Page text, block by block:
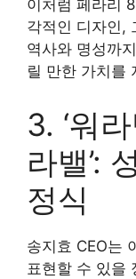
이처럼 페라리
각적인 디자인,
역사와 명성까
릴 만한 가치를
3. ‘워
라밸’:
정식
송지효 CEO는
표현할 수 있을